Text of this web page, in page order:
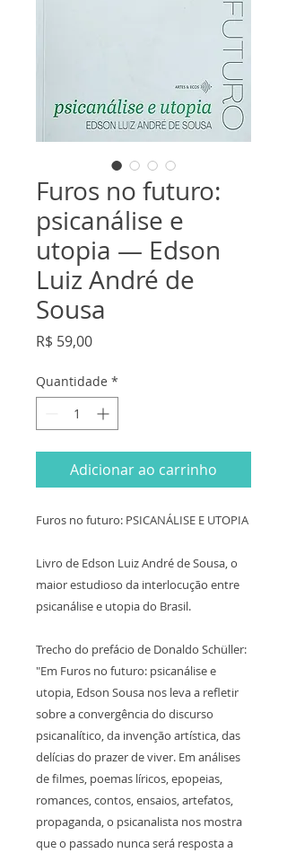
Furos no futuro:
psicanálise e
utopia — Edson
Luiz André de
Sousa
R$ 59,00Preço
Quantidade *
Adicionar ao carrinho
Furos no futuro: PSICANÁLISE E UTOPIA
Livro de Edson Luiz André de Sousa, o
maior estudioso da interlocução entre
psicanálise e utopia do Brasil.
Trecho do prefácio de Donaldo Schüller:
"Em Furos no futuro: psicanálise e
utopia, Edson Sousa nos leva a refletir
sobre a convergência do discurso
psicanalítico, da invenção artística, das
delícias do prazer de viver. Em análises
de filmes, poemas líricos, epopeias,
romances, contos, ensaios, artefatos,
propaganda, o psicanalista nos mostra
que o passado nunca será resposta a